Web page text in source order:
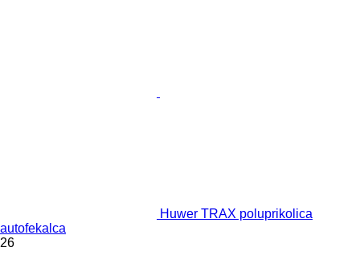
Huwer TRAX poluprikolica
autofekalca
26